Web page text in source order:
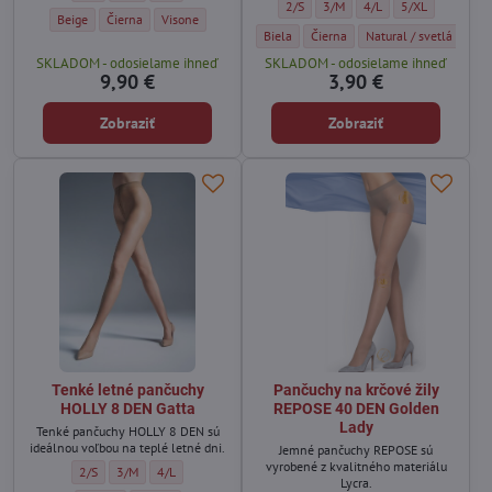
Bedrové pančuchy EROTIC VITA BASSA 15 DEN Marilyn - Farba:
Beige Bedrové pančuchy EROTIC VITA BASSA 15 DEN Marilyn - Farba:
Čierna Bedrové pančuchy EROTIC VITA BASSA 15 DEN Marilyn -
Visone
SKLADOM - odosielame ihneď
9,90 €
Zobraziť
Klasické dámske pančuchy
2/S Klasické dámske pančuchy
3/M Klasické dámske
4/L Klasické
5/XL
Klasické dámske pančuchy TROCADERO
Biela Klasické dámske pančuchy
Čierna Klasické dámske
Natural / svetlá telová
SKLADOM - odosielame ihneď
3,90 €
Zobraziť
Tenké letné pančuchy
HOLLY 8 DEN Gatta
Tenké pančuchy HOLLY 8 DEN sú
ideálnou voľbou na teplé letné dni.
Tenké letné pančuchy HOLLY 8 DEN Gatta - Veľkosť:
2/S Tenké letné pančuchy HOLLY 8 DEN Gatta - Veľkosť:
3/M Tenké letné pančuchy HOLLY 8 DEN Gatta - Veľkosť:
4/L
Pančuchy na krčové žily
REPOSE 40 DEN Golden
Lady
Jemné pančuchy REPOSE sú
vyrobené z kvalitného materiálu
Lycra.